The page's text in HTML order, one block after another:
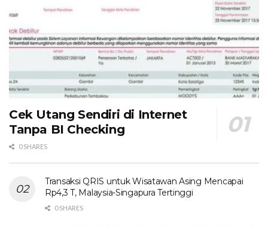
Cek Utang Sendiri di Internet
Tanpa BI Checking
0 SHARES
Transaksi QRIS untuk Wisatawan Asing Mencapai
Rp4,3 T, Malaysia-Singapura Tertinggi
0 SHARES